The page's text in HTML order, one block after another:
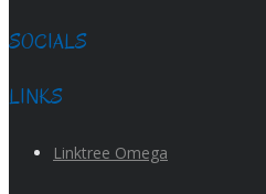
SOCIALS
LINKS
Linktree Omega